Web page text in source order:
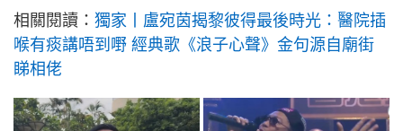
相關閱讀： 獨家丨盧宛茵揭黎彼得最後時光：醫院插
喉有痰講唔到嘢 經典歌《浪子心聲》金句源自廟街
睇相佬